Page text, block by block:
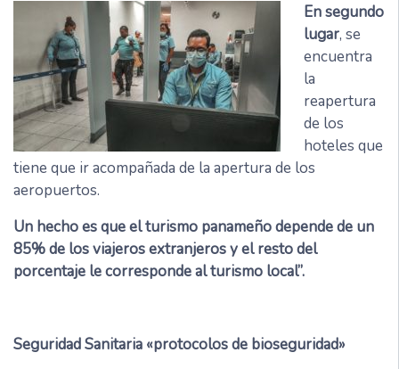
En segundo
lugar, se
encuentra
la
reapertura
de los
hoteles que
tiene que ir acompañada de la apertura de los
aeropuertos.
Un hecho es que el turismo panameño depende de un
85% de los viajeros extranjeros y el resto del
porcentaje le corresponde al turismo local”.
Seguridad Sanitaria «protocolos de bioseguridad»